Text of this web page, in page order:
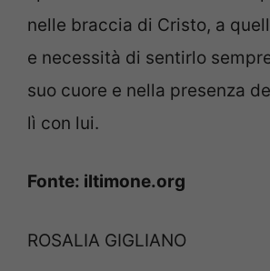
nelle braccia di Cristo, a
e necessità di sentirlo
suo cuore e nella presenza
lì con lui.
Fonte: iltimone.org
ROSALIA GIGLIANO